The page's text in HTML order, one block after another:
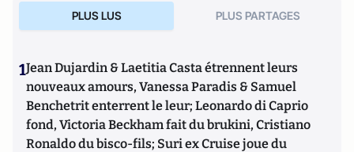
PLUS LUS PLUS PARTAGES
1Jean Dujardin & Laetitia Casta étrennent leurs
nouveaux amours, Vanessa Paradis & Samuel
Benchetrit enterrent le leur; Leonardo di Caprio
fond, Victoria Beckham fait du brukini, Cristiano
Ronaldo du bisco-fils; Suri ex Cruise joue du